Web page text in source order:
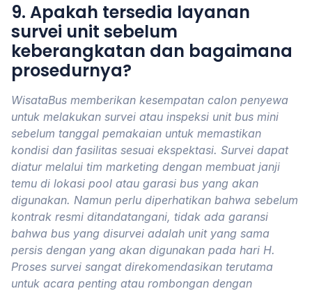
9. Apakah tersedia layanan
survei unit sebelum
keberangkatan dan bagaimana
prosedurnya?
WisataBus memberikan kesempatan calon penyewa
untuk melakukan survei atau inspeksi unit bus mini
sebelum tanggal pemakaian untuk memastikan
kondisi dan fasilitas sesuai ekspektasi. Survei dapat
diatur melalui tim marketing dengan membuat janji
temu di lokasi pool atau garasi bus yang akan
digunakan. Namun perlu diperhatikan bahwa sebelum
kontrak resmi ditandatangani, tidak ada garansi
bahwa bus yang disurvei adalah unit yang sama
persis dengan yang akan digunakan pada hari H.
Proses survei sangat direkomendasikan terutama
untuk acara penting atau rombongan dengan